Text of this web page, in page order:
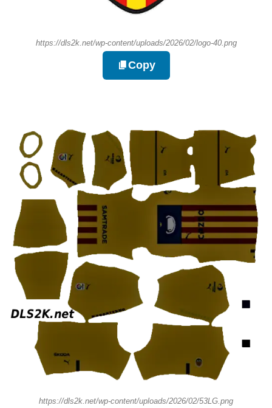
https://dls2k.net/wp-content/uploads/2026/02/logo-40.png
Copy
https://dls2k.net/wp-content/uploads/2026/02/53LG.png